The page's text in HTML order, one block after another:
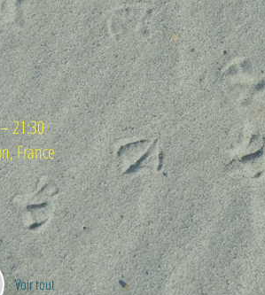
21:30
France
Voir tout